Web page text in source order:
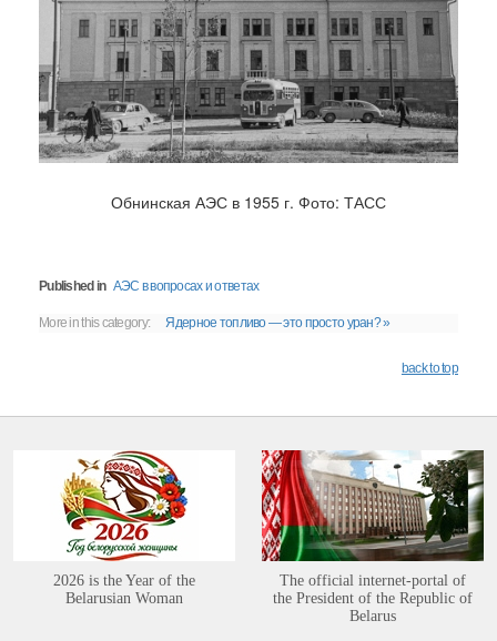
Обнинская АЭС в 1955 г. Фото: ТАСС
Published in АЭС в вопросах и ответах
More in this category: Ядерное топливо — это просто уран? »
back to top
2026 is the Year of the
Belarusian Woman
The official internet-portal of
the President of the Republic of
Belarus